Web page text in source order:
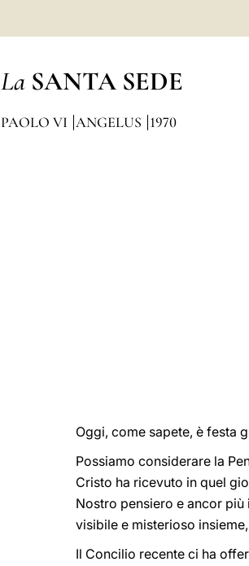
La SANTA SEDE
PAOLO VI ANGELUS 1970
Oggi, come sapete, è festa
Possiamo considerare la
Cristo ha ricevuto in quel
Nostro pensiero e ancor
visibile e misterioso
Il Concilio recente ci ha